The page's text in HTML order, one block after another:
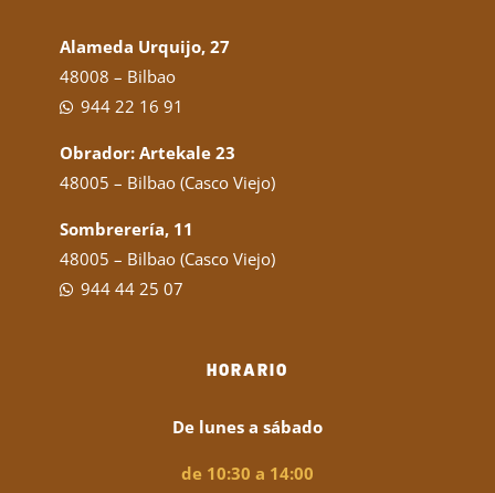
Alameda Urquijo, 27
48008 – Bilbao
944 22 16 91
Obrador: Artekale 23
48005 – Bilbao (Casco Viejo)
Sombrerería, 11
48005 – Bilbao (Casco Viejo)
944 44 25 07
HORARIO
De lunes a sábado
de 10:30 a 14:00